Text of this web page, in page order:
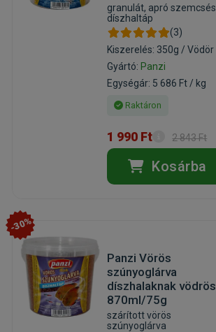
granulát, apró szemcsés
díszhaltáp
(3)
Kiszerelés: 350g / Vödör
Gyártó: Panzi
Egységár: 5 686 Ft / kg
Raktáron
1 990 Ft 2 843 Ft
Kosárba
-30%
Panzi Vörös
szúnyoglárva
díszhalaknak vödrös
870ml/75g
szárított vörös
szúnyoglárva